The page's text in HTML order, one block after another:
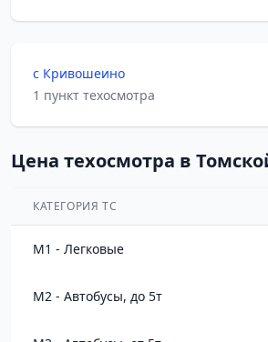
с Кривошеино
1 пункт техосмотра
Цена техосмотра в
КАТЕГОРИЯ ТС
M1 - Легковые
M2 - Автобусы, до 5т